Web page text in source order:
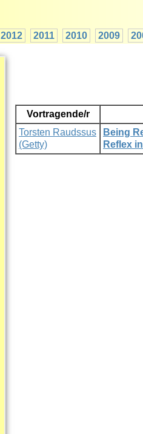
2012 2011 2010 2009
Vortragende/r
Torsten Raudssus
(‎Getty‎)
‎Being
Reflex